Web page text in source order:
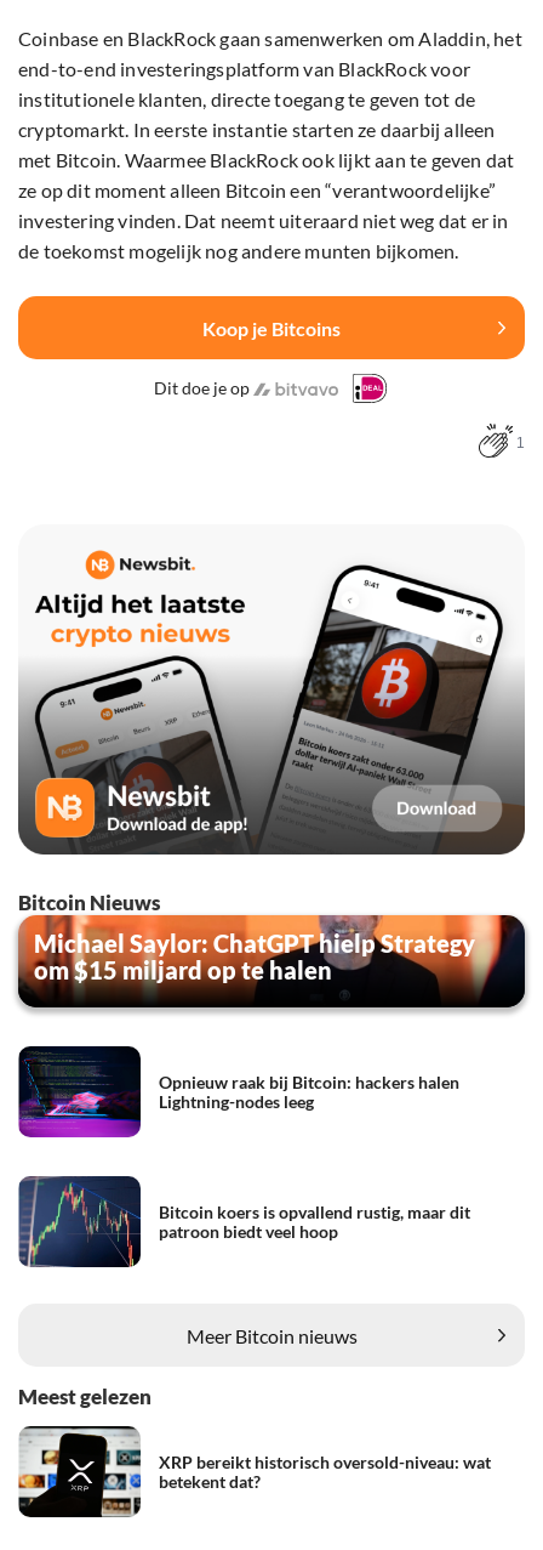
Coinbase en BlackRock gaan samenwerken om Aladdin, het
end-to-end investeringsplatform van BlackRock voor
institutionele klanten, directe toegang te geven tot de
cryptomarkt. In eerste instantie starten ze daarbij alleen
met Bitcoin. Waarmee BlackRock ook lijkt aan te geven dat
ze op dit moment alleen Bitcoin een “verantwoordelijke”
investering vinden. Dat neemt uiteraard niet weg dat er in
de toekomst mogelijk nog andere munten bijkomen.
Koop je Bitcoins
Dit doe je op
1
Bitcoin Nieuws
Michael Saylor: ChatGPT hielp Strategy
om $15 miljard op te halen
Opnieuw raak bij Bitcoin: hackers halen
Lightning-nodes leeg
Bitcoin koers is opvallend rustig, maar dit
patroon biedt veel hoop
Meer Bitcoin nieuws
Meest gelezen
XRP bereikt historisch oversold-niveau: wat
betekent dat?